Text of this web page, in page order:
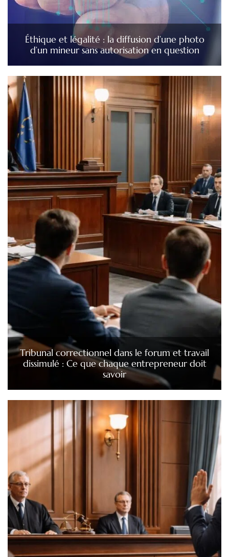
Éthique et légalité : la diffusion d’une photo
d’un mineur sans autorisation en question
Tribunal correctionnel dans le forum et travail
dissimulé : Ce que chaque entrepreneur doit
savoir